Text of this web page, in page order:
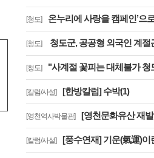
[청도] 온누리에 사랑을 캠페인’으
[청도] 청도군, 공공형 외국인 계절근
[청도] "사계절 꽃피는 대체불가 청도읍"…원정
[칼럼/사설] [한방칼럼] 수박(1)
[영천역사박물관] [영천문화유산 재발견] 『포은선생속집圃隱先
[칼럼/사설] [풍수연재] 기운(氣運)이